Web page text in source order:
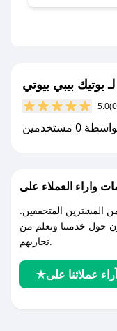
بوتيك بيبي بيوتي
5.0
من المشترين المتحققين.
حول خدمتنا وتعلم من
تجاربهم.